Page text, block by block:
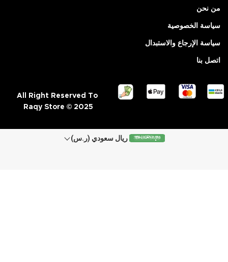
من نحن
سياسة الخصوصية
سياسة الإرجاع والاستبدال
اتصل بنا
All Right Reserved To
Raqy Store © 2025
ريال سعودي (ر.س)